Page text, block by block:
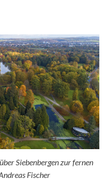
Siebenbergen zur fernen
Fischer